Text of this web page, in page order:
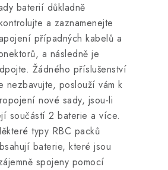
baterií důkladně
a zaznamenejte
případných kabelů a
a následně je
Žádného příslušenství
nezbavujte, poslouží vám k
nové sady, jsou-li
součástí 2 baterie a více.
typy RBC packů
baterie, které jsou
spojeny pomocí